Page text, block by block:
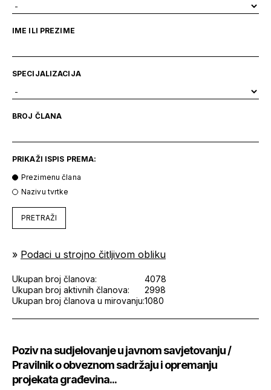
IME ILI PREZIME
SPECIJALIZACIJA
BROJ ČLANA
PRIKAŽI ISPIS PREMA:
Prezimenu člana
Nazivu tvrtke
PRETRAŽI
» Podaci u strojno čitljivom obliku
Ukupan broj članova:
4078
Ukupan broj aktivnih članova:
2998
Ukupan broj članova u mirovanju:1080
Poziv na sudjelovanje u javnom savjetovanju /
Pravilnik o obveznom sadržaju i opremanju
projekata građevina...